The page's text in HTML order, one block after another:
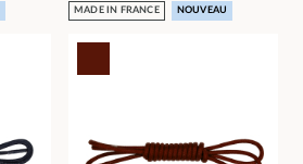
MADE IN FRANCE NOUVEAU